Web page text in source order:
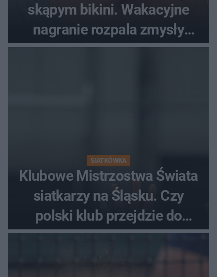
skąpym bikini. Wakacyjne
nagranie rozpala zmysły
fanów
SIATKÓWKA
Klubowe Mistrzostwa Świata
siatkarzy na Śląsku. Czy
polski klub przejdzie do
historii